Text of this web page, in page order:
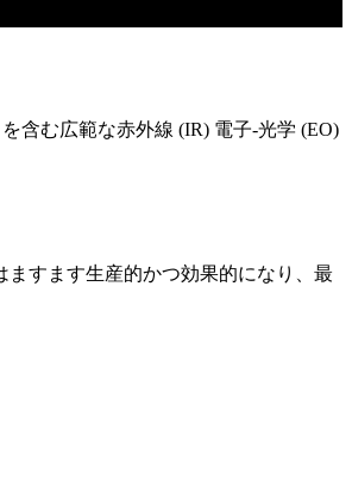
含む広範な赤外線 (IR) 電子-光学 (EO)
すます生産的かつ効果的になり、最